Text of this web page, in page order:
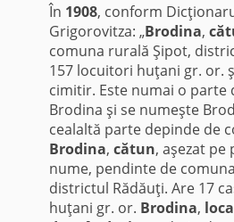
În 1908, conform
Grigorovitza: „Brodina,
comuna rurală Şipot,
157 locuitori huţani gr. or.
cimitir. Este numai o parte
Brodina şi se numeşte
cealaltă parte depinde de
Brodina, cătun, aşezat pe
nume, pendinte de
districtul Rădăuţi. Are 17
huţani gr. or. Brodina,